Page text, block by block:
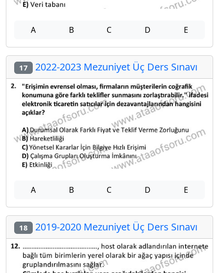
A B C D E
17 2022-2023 Mezuniyet Üç Ders Sınavı
A B C D E
18 2019-2020 Mezuniyet Üç Ders Sınavı